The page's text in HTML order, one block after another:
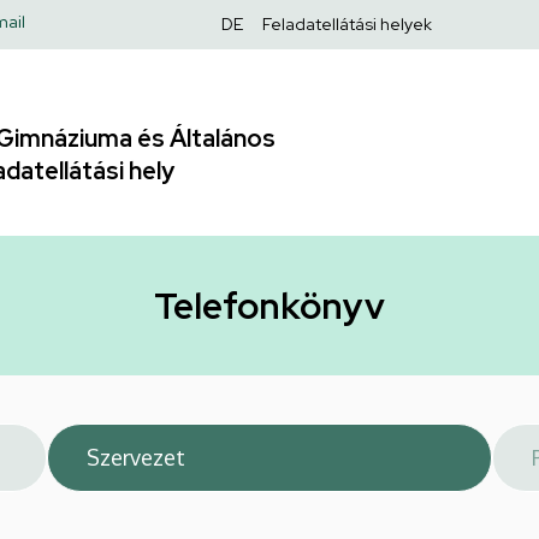
Felső
DE Feladatellátási helyek
és Általános
hely
Telefonkönyv